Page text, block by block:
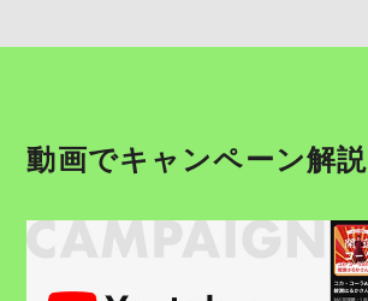
動画でキャンペーン解説